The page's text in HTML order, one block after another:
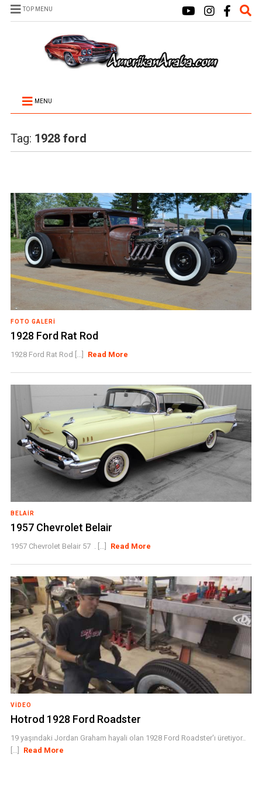
TOP MENU
MENU
Tag: 1928 ford
FOTO GALERI
1928 Ford Rat Rod
1928 Ford Rat Rod [...] Read More
BELAIR
1957 Chevrolet Belair
1957 Chevrolet Belair 57 . [...] Read More
VIDEO
Hotrod 1928 Ford Roadster
19 yaşındaki Jordan Graham hayali olan 1928 Ford Roadster'ı üretiyor..
[...]
Read More